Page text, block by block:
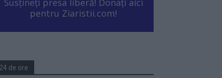
pentru Ziaristii.com!
de ore